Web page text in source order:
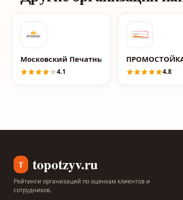
Московский Печатный Двор
4.1 4.8
T topotzyv.ru
Рейтинги организаций по оценкам клиентов и
сотрудников.